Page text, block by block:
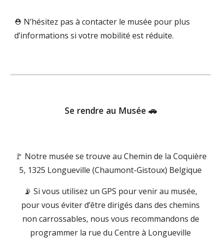
⛑️ N’hésitez pas à contacter le musée pour plus
d’informations si votre mobilité est réduite.
Se rendre au Musée 🚗
🚩 Notre musée se trouve au Chemin de la Coquière
5, 1325 Longueville (Chaumont-Gistoux) Belgique
📡 Si vous utilisez un GPS pour venir au musée,
pour vous éviter d’être dirigés dans des chemins
non carrossables, nous vous recommandons de
programmer la rue du Centre à Longueville